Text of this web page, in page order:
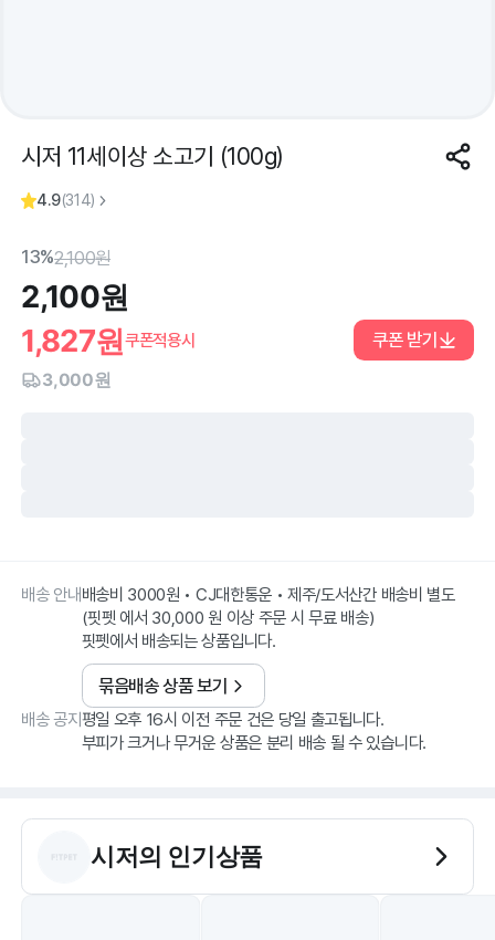
시저 11세이상 소고기 (100g)
4.9(314)
13%2,100원
2,100원
1,827원쿠폰적용시 쿠폰 받기
3,000원
배송 안내배송비 3000원 • CJ대한통운 • 제주/도서산간 배송비 별도
(핏펫 에서 30,000 원 이상 주문 시 무료 배송)
핏펫에서 배송되는 상품입니다.
묶음배송 상품 보기
배송 공지평일 오후 16시 이전 주문 건은 당일 출고됩니다.
부피가 크거나 무거운 상품은 분리 배송 될 수 있습니다.
시저의 인기상품